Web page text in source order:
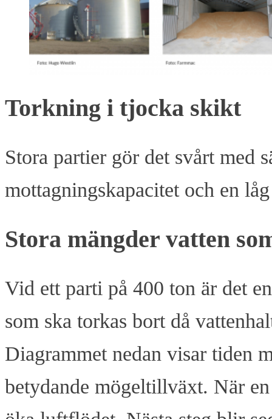
Torkning i tjocka skikt
Stora partier gör det svårt med
mottagningskapacitet och en
Stora mängder vatten
Vid ett parti på 400 ton är det
som ska torkas bort då
Diagrammet nedan visar tiden
betydande mögeltillväxt. När